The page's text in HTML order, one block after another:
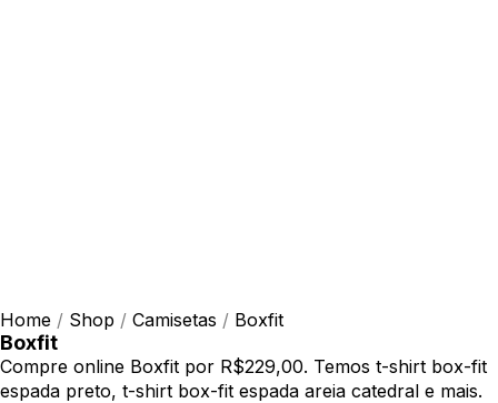
Home / Shop / Camisetas / Boxfit
Boxfit
Compre online Boxfit por R$229,00. Temos t-shirt box-fit
espada preto, t-shirt box-fit espada areia catedral e mais.